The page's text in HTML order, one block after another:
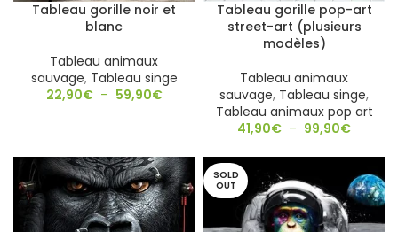
Tableau gorille noir et
blanc
Tableau animaux
sauvage, Tableau singe
22,90€ – 59,90€
Tableau gorille pop-art
street-art (plusieurs
modèles)
Tableau animaux
sauvage, Tableau singe,
Tableau animaux pop art
41,90€ – 99,90€
SOLD
OUT